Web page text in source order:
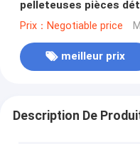
pelleteuses pièces
construction pièces
Prix：Negotiable price
meilleur prix
Description De